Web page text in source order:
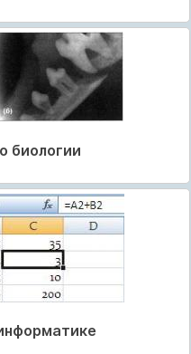
биологии